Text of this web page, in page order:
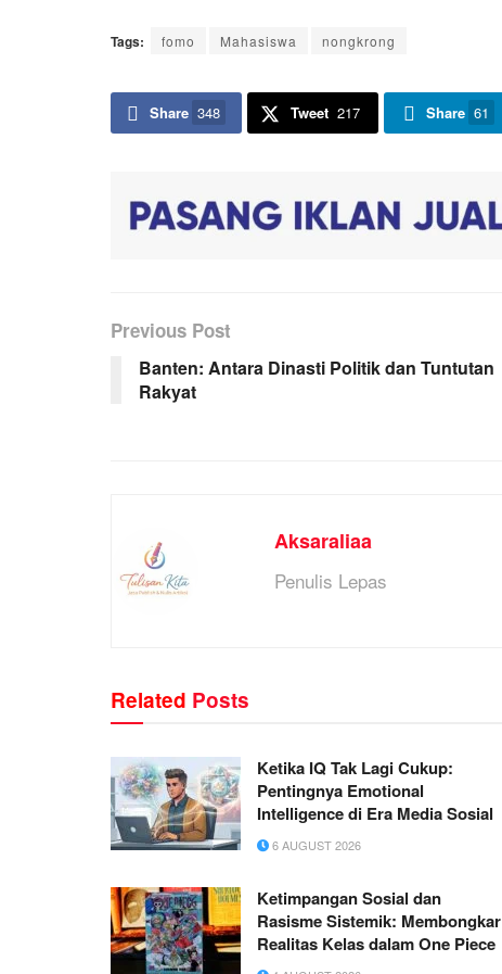
Tags: fomo Mahasiswa nongkrong
Share 348 Tweet 217 Share 61
Previous Post
Banten: Antara Dinasti Politik dan Tuntutan
Rakyat
Aksaraliaa
Penulis Lepas
Related Posts
Ketika IQ Tak Lagi Cukup:
Pentingnya Emotional
Intelligence di Era Media Sosial
6 AUGUST 2026
Ketimpangan Sosial dan
Rasisme Sistemik: Membongkar
Realitas Kelas dalam One Piece